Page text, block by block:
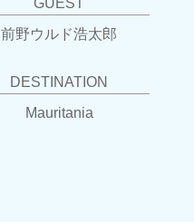
GUEST
前野ウルド浩太郎
DESTINATION
Mauritania